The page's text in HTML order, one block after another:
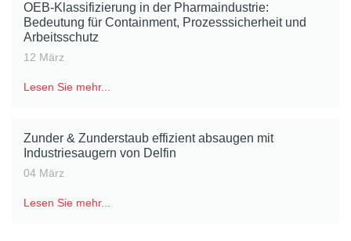
OEB-Klassifizierung in der Pharmaindustrie:
Bedeutung für Containment, Prozesssicherheit und
Arbeitsschutz
12 März
Lesen Sie mehr...
Zunder & Zunderstaub effizient absaugen mit
Industriesaugern von Delfin
04 März
Lesen Sie mehr...